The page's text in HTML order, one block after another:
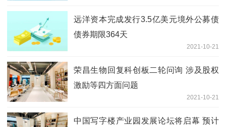
远洋资本完成发行3.5亿美元境外公募债
债券期限364天
2021-10-21
荣昌生物回复科创板二轮问询 涉及股权
激励等四方面问题
2021-10-21
中国写字楼产业园发展论坛将启幕 预计